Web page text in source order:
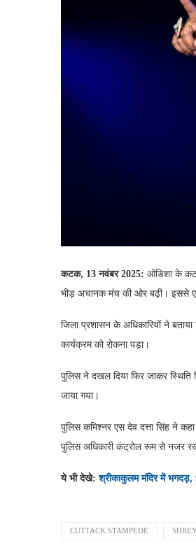
कटक, 13 नवंबर 2025: ओडिशा के कटक
भीड़ अचानक मंच की ओर बढ़ी। इससे
जिला प्रशासन के अधिकारियों ने
कार्यक्रम को रोकना पड़ा।
पुलिस ने दखल दिया फिर जाकर
जाया गया।
पुलिस कमिश्नर एस देव दत्ता सिंह ने
पुलिस अधिकारी कंट्रोल रूम से नजर
ये भी देखे:श्रीकाकुलम मंदिर में भगदड़,
CUTTACK STAMPEDE